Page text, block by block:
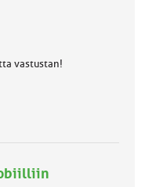
vastustan!